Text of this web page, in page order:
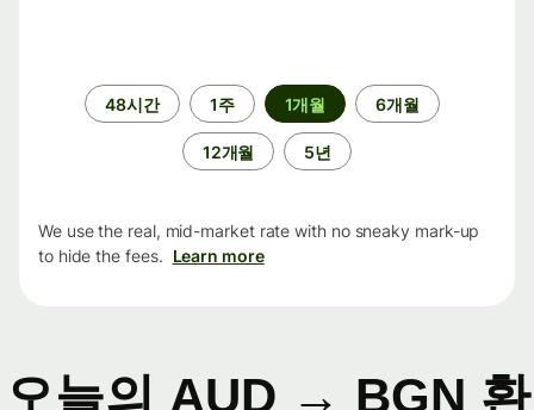
48시간 1주 1개월 6개월
12개월 5년
We use the real, mid-market rate with no sneaky mark-up
to hide the fees. Learn more
오늘의 AUD → BGN 환